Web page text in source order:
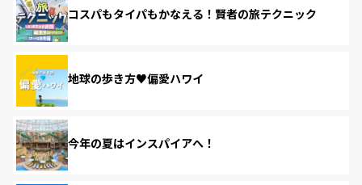
コスパもタイパもかなえる！賢者の旅テクニック
地球の歩き方♥偏愛ハワイ
今年の夏はインスパイアへ！